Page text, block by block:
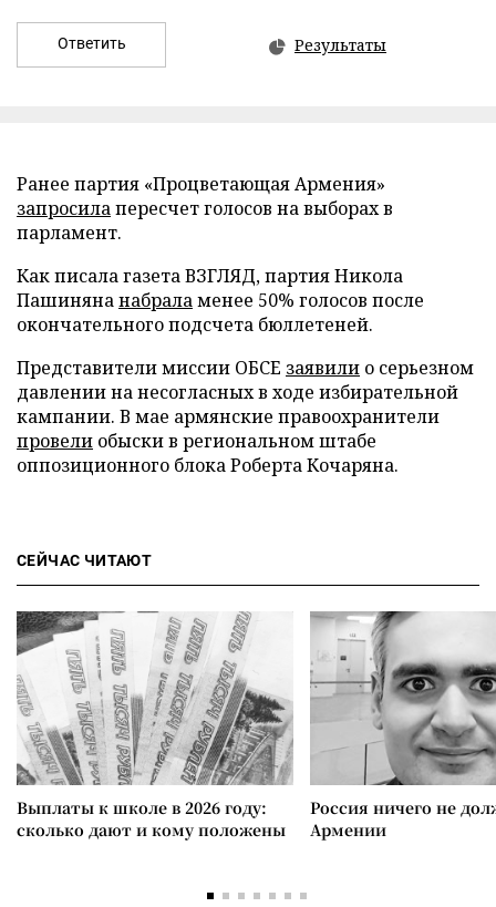
Ответить Результаты
Ранее партия «Процветающая Армения»
запросилапересчет голосов на выборах в
парламент.
Как писала газета ВЗГЛЯД, партия Никола
Пашинянанабраламенее 50% голосов после
окончательного подсчета бюллетеней.
Представители миссии ОБСЕ заявили о серьезном
давлении на несогласных в ходе избирательной
кампании. В мае армянские правоохранители
провели обыски в региональном штабе
оппозиционного блока Роберта Кочаряна.
СЕЙЧАС ЧИТАЮТ
Выплаты к школе в 2026 году:
сколько дают и кому положены
Россия ничего не
Армении